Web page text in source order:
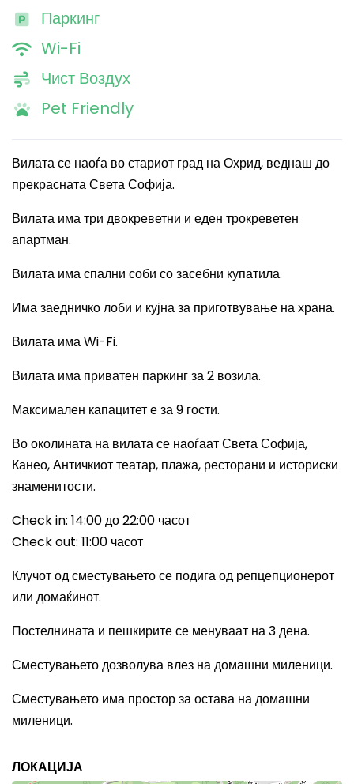
Паркинг
Wi-Fi
Чист Воздух
Pet Friendly
Вилата се наоѓа во стариот град на Охрид, веднаш до
прекрасната Света Софија.
Вилата има три двокреветни и еден трокреветен
апартман.
Вилата има спални соби со засебни купатила.
Има заедничко лоби и кујна за приготвување на храна.
Вилата имаWi-Fi.
Вилата има приватен паркинг за 2 возила.
Максимален капацитет е за 9 гости.
Во околината на вилата се наоѓаат Света Софија,
Канео, Античкиот театар, плажа, ресторани и историски
знаменитости.
Check in: 14:00до 22:00 часот
Check out: 11:00 часот
Клучот од сместувањето се подига од репцепционерот
или домаќинот.
Постелнината и пешкирите се менуваат на 3 дена.
Сместувањето дозволува влез на домашни миленици.
Сместувањето има простор за остава на домашни
миленици.
ЛОКАЦИЈА